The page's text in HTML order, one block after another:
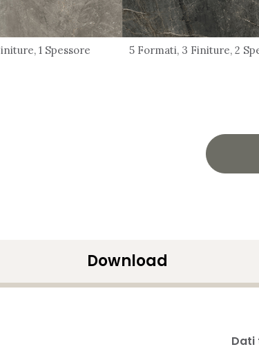
1 Spessore 5 Formati, 3 Finiture, 2
Download
Dati